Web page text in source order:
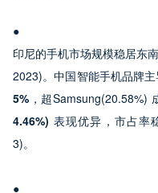
印尼的手机市场规模稳居东
2023)。中国智能手机品牌
5% ，超Samsung(20.58%)
4.46%) 表现优异，市占率
3)。